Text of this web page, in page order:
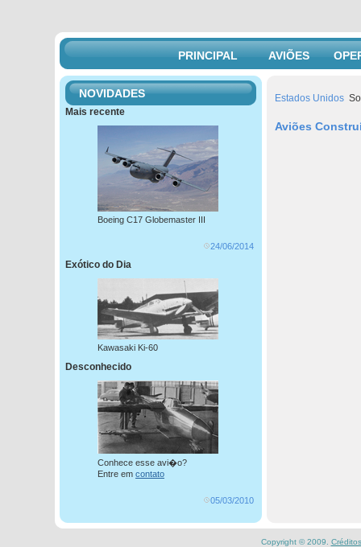
PRINCIPAL AVIÕES
Estados Unidos
Aviões
NOVIDADES
Mais recente
Boeing C17 Globemaster III
24/06/2014
Exótico do Dia
Kawasaki Ki-60
Desconhecido
Conhece esse avi�o?
Entre em contato
05/03/2010
Copyright © 2009. Créditos